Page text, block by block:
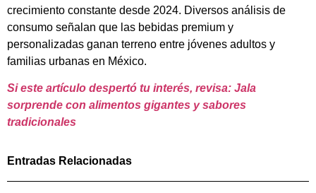
crecimiento constante desde 2024. Diversos análisis de
consumo señalan que las bebidas premium y
personalizadas ganan terreno entre jóvenes adultos y
familias urbanas en México.
Si este artículo despertó tu interés, revisa: Jala
sorprende con alimentos gigantes y sabores
tradicionales
Entradas Relacionadas